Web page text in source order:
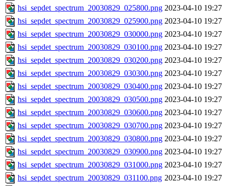
hsi_sepdet_spectrum_20030829_025800.png 2023-04-10 19:27
hsi_sepdet_spectrum_20030829_025900.png 2023-04-10 19:27
hsi_sepdet_spectrum_20030829_030000.png 2023-04-10 19:27
hsi_sepdet_spectrum_20030829_030100.png 2023-04-10 19:27
hsi_sepdet_spectrum_20030829_030200.png 2023-04-10 19:27
hsi_sepdet_spectrum_20030829_030300.png 2023-04-10 19:27
hsi_sepdet_spectrum_20030829_030400.png 2023-04-10 19:27
hsi_sepdet_spectrum_20030829_030500.png 2023-04-10 19:27
hsi_sepdet_spectrum_20030829_030600.png 2023-04-10 19:27
hsi_sepdet_spectrum_20030829_030700.png 2023-04-10 19:27
hsi_sepdet_spectrum_20030829_030800.png 2023-04-10 19:27
hsi_sepdet_spectrum_20030829_030900.png 2023-04-10 19:27
hsi_sepdet_spectrum_20030829_031000.png 2023-04-10 19:27
hsi_sepdet_spectrum_20030829_031100.png 2023-04-10 19:27